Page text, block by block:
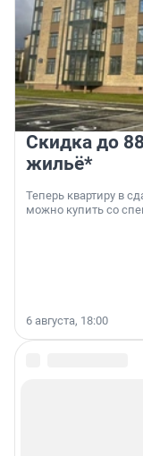
Скидка до
жильё*
Теперь квартиру в
можно купить со
6 августа, 18:00